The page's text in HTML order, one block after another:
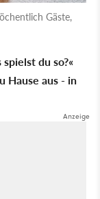
Gäste,
du so?«
Hause aus - in